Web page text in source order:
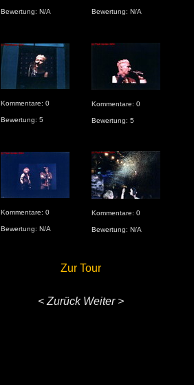
Bewertung: N/A Bewertung: N/A
Kommentare: 0
Bewertung: 5
Kommentare: 0
Bewertung: 5
Kommentare: 0
Bewertung: N/A
Kommentare: 0
Bewertung: N/A
Zur Tour
< Zurück Weiter >